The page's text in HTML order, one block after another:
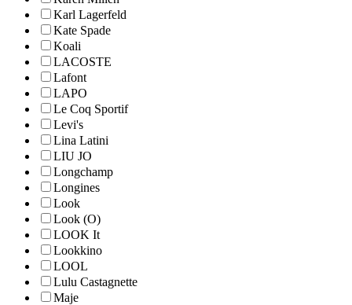
Karl Lagerfeld
Kate Spade
Koali
LACOSTE
Lafont
LAPO
Le Coq Sportif
Levi's
Lina Latini
LIU JO
Longchamp
Longines
Look
Look (O)
LOOK It
Lookkino
LOOL
Lulu Castagnette
Maje